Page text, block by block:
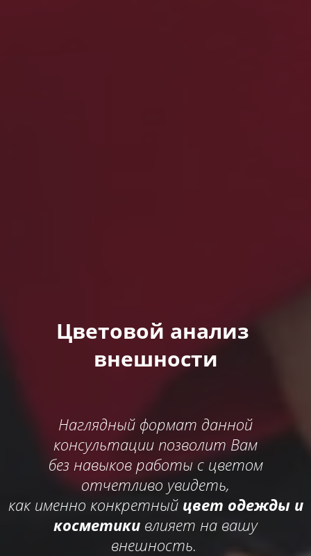
Цветовой анализ
внешности
Наглядный формат данной
консультации позволит Вам
без навыков работы с цветом
отчетливо увидеть,
как именно конкретный цвет одежды и
косметики влияет на вашу
внешность.